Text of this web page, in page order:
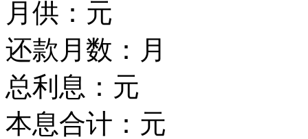
月供： 元
还款月数： 月
总利息： 元
本息合计： 元